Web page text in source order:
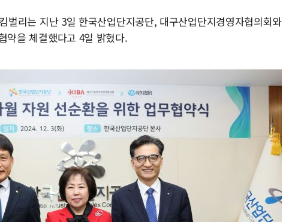
日, 아키타에
[종합] 李대통
[컨콜] LG유
李대통령 "국
벌리는 지난 3일 한국산업단지공단, 대구산업단지경영자협의회
약을 체결했다고 4일 밝혔다.